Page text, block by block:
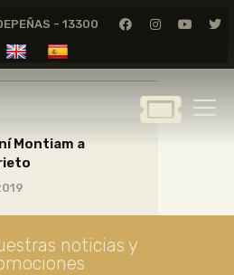
- 13300
MUSEO
PRIETO
DE DIBUJO
Montiam a
noticias y